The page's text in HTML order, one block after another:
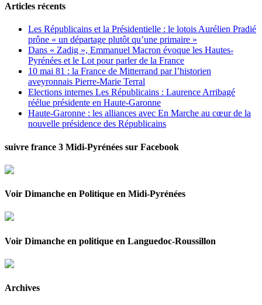
Articles récents
Les Républicains et la Présidentielle : le lotois Aurélien Pradié
prône « un départage plutôt qu’une primaire »
Dans « Zadig », Emmanuel Macron évoque les Hautes-
Pyrénées et le Lot pour parler de la France
10 mai 81 : la France de Mitterrand par l’historien
aveyronnais Pierre-Marie Terral
Elections internes Les Républicains : Laurence Arribagé
réélue présidente en Haute-Garonne
Haute-Garonne : les alliances avec En Marche au cœur de la
nouvelle présidence des Républicains
suivre france 3 Midi-Pyrénées sur Facebook
Voir Dimanche en Politique en Midi-Pyrénées
Voir Dimanche en politique en Languedoc-Roussillon
Archives